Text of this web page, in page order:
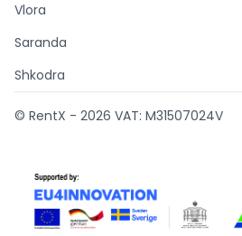
Vlora
Saranda
Shkodra
© RentX - 2026 VAT: M31507024V